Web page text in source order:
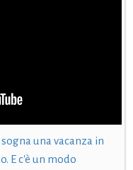
una vacanza in
E c'è un modo